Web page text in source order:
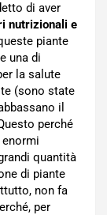
di aver
nutrizionali e
piante
una di
la salute
(sono state
il
perché
quantità
di piante
non fa
per